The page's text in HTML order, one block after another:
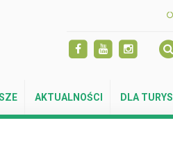
AKTUALNOŚCI DLA